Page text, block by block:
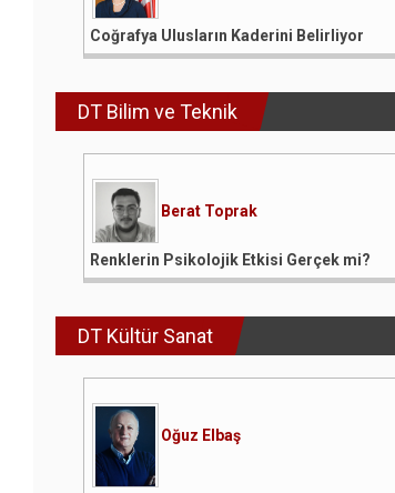
Coğrafya Ulusların Kaderini Belirliyor
DT Bilim ve Teknik
Berat Toprak
Renklerin Psikolojik Etkisi Gerçek mi?
DT Kültür Sanat
Oğuz Elbaş